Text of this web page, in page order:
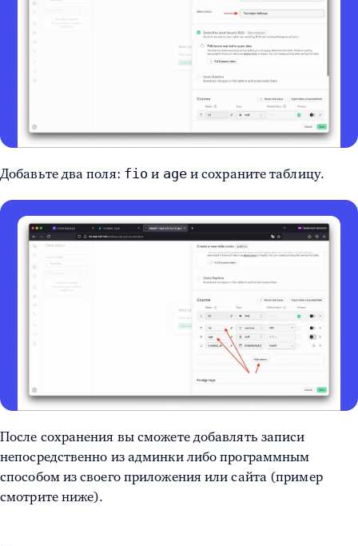
Добавьте два поля: fio и ageи сохраните таблицу.
После сохранения вы сможете добавлять записи
непосредственно из админки либо программным
способом из своего приложения или сайта (пример
смотрите ниже).